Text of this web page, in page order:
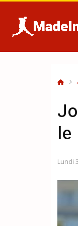
le
Lundi